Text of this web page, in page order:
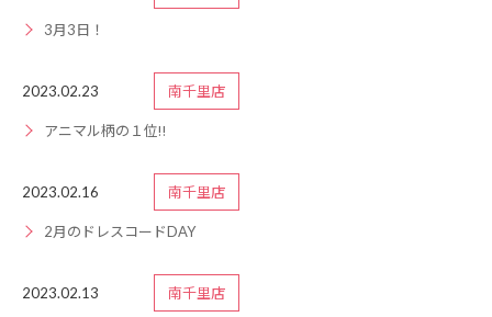
3月3日！
2023.02.23 南千里店
アニマル柄の１位‼︎
2023.02.16 南千里店
2月のドレスコードDAY
2023.02.13 南千里店